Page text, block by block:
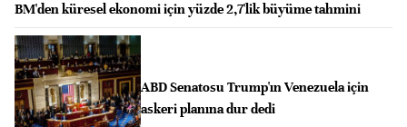
BM'den küresel ekonomi için yüzde 2,7'lik büyüme tahmini
ABD Senatosu Trump'ın Venezuela için
askeri planına dur dedi